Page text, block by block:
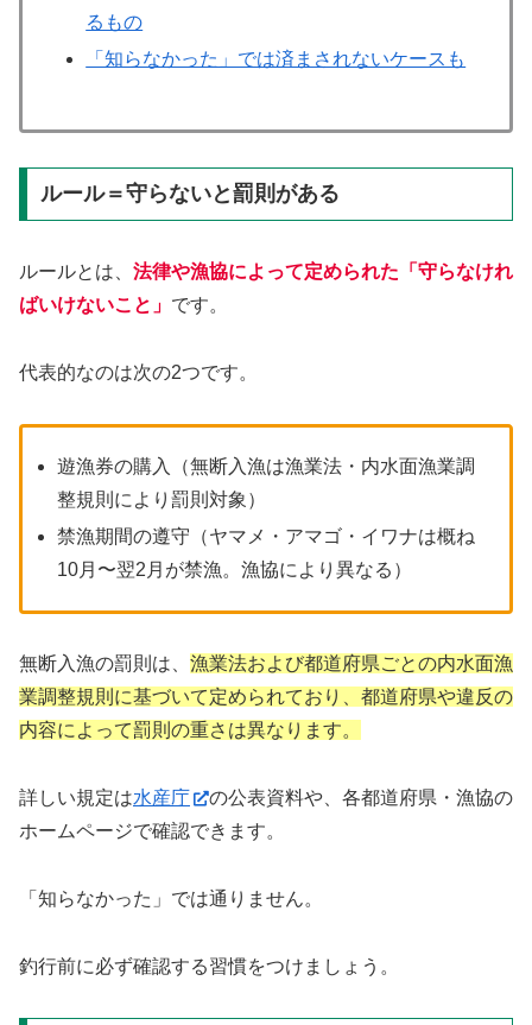
るもの
「知らなかった」では済まされないケースも
ルール＝守らないと罰則がある
ルールとは、 法律や漁協によって定められた「守らなけれ
ばいけないこと」 です。
代表的なのは次の2つです。
遊漁券の購入（無断入漁は漁業法・内水面漁業調
整規則により罰則対象）
禁漁期間の遵守（ヤマメ・アマゴ・イワナは概ね
10月〜翌2月が禁漁。漁協により異なる）
無断入漁の罰則は、 漁業法および都道府県ごとの内水面漁
業調整規則に基づいて定められており、都道府県や違反の
内容によって罰則の重さは異なります。
詳しい規定は水産庁
の公表資料や、各都道府県・漁協の
ホームページで確認できます。
「知らなかった」では通りません。
釣行前に必ず確認する習慣をつけましょう。